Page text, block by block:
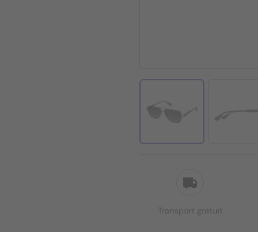
Transport gratuit